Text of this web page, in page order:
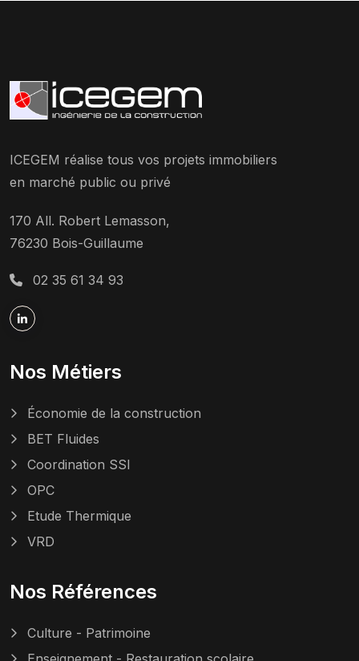
ICEGEM réalise tous vos projets immobiliers
en marché public ou privé
170 All. Robert Lemasson,
76230 Bois-Guillaume
02 35 61 34 93
Nos Métiers
Économie de la construction
BET Fluides
Coordination SSI
OPC
Etude Thermique
VRD
Nos Références
Culture - Patrimoine